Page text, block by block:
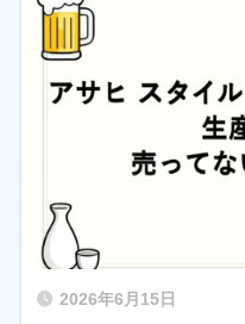
2026年6月15日